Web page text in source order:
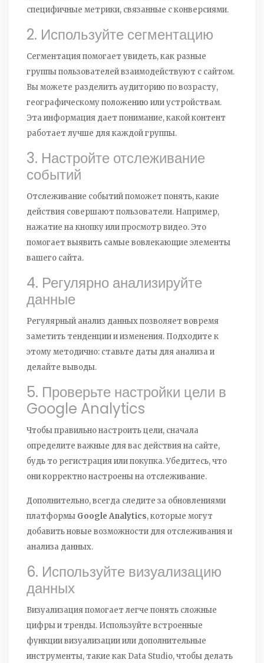
специфичные метрики, связанные с конверсиями.
2. Используйте сегментацию
Сегментация помогает увидеть, как разные
группы пользователей взаимодействуют с сайтом.
Вы можете разделить аудиторию по возрасту,
географическому положению или устройствам.
Эта информация дает понимание, какой контент
работает лучше для каждой группы.
3. Настройте отслеживание
событий
Отслеживание событий поможет понять, какие
действия совершают пользователи. Например,
нажатие на кнопку или просмотр видео. Это
помогает выявить самые вовлекающие элементы
вашего сайта.
4. Регулярно анализируйте
данные
Регулярный анализ данных позволяет вовремя
заметить тенденции и изменения. Подходите к
этому методично: ставьте даты для анализа и
делайте выводы.
5. Проверьте настройки цели в
Google Analytics
Чтобы правильно настроить цели, сначала
определите важные для вас действия на сайте,
будь то регистрация или покупка. Убедитесь, что
они корректно настроены на отслеживание.
Дополнительно, всегда следите за обновлениями
платформы Google Analytics, которые могут
добавить новые возможности для отслеживания и
анализа данных.
6. Используйте визуализацию
данных
Визуализация помогает легче понять сложные
цифры и тренды. Используйте встроенные
функции визуализации или дополнительные
инструменты, такие как Data Studio, чтобы делать